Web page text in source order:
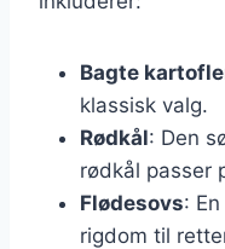
Bagte
klassisk valg.
Rødkål: Den
rødkål passer
Flødesovs:
rigdom til